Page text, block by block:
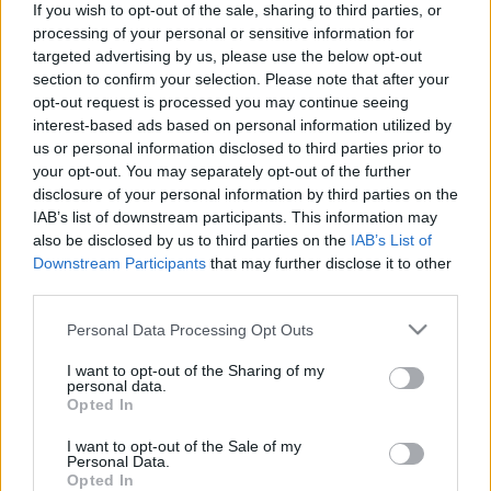
If you wish to opt-out of the sale, sharing to third parties, or
processing of your personal or sensitive information for
targeted advertising by us, please use the below opt-out
section to confirm your selection. Please note that after your
opt-out request is processed you may continue seeing
interest-based ads based on personal information utilized by
us or personal information disclosed to third parties prior to
your opt-out. You may separately opt-out of the further
disclosure of your personal information by third parties on the
IAB’s list of downstream participants. This information may
also be disclosed by us to third parties on the IAB’s List of
Downstream Participants that may further disclose it to other
Please note that this website/app uses one or more Google
not limited to your visit or usage behaviour. You may click to
grant or deny consent to Google and its third-party tags to
use your data for below specified purposes in below Google
consent section.
Personal Data Processing Opt Outs
I want to opt-out of the Sharing of my
personal data.
Opted In
I want to opt-out of the Sale of my
Personal Data.
Opted In
Ha Ádám és Éva meséje
metaforikusan értendő, akkor a
keresztények szerint Jézus
feltámadása miért szó szerint?
Brendel Mátyás• 2025. február 22.
"Meghalt a bűneitekért, és visszajött az agyatokért."
Mára már nem csak az ateisták, de a hívők
józanabbik fele is elfogadja az evolúciót, mint az
élővilág kialakulásának igaz leírását. És talán a
nagyobbik fele, bár ez közel sem biztos.
lakosság nagy…